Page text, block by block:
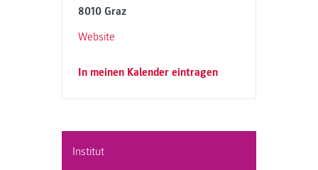
8010 Graz
Website
In meinen Kalender eintragen
Institut